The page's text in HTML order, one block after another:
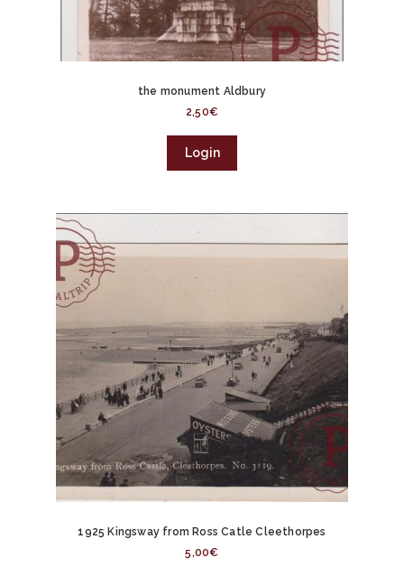
the monument Aldbury
2,50€
Login
1925 Kingsway from Ross Catle Cleethorpes
5,00€